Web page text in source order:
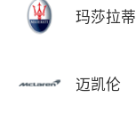
玛莎拉蒂
迈凯伦